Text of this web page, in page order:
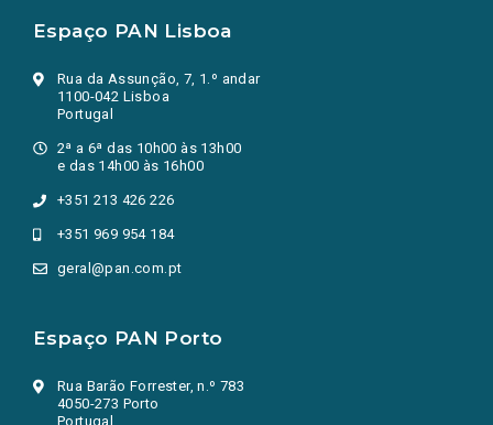
Espaço PAN Lisboa
Rua da Assunção, 7, 1.º andar
1100-042 Lisboa
Portugal
2ª a 6ª das 10h00 às 13h00
e das 14h00 às 16h00
+351 213 426 226
+351 969 954 184
geral@pan.com.pt
Espaço PAN Porto
Rua Barão Forrester, n.º 783
4050-273 Porto
Portugal